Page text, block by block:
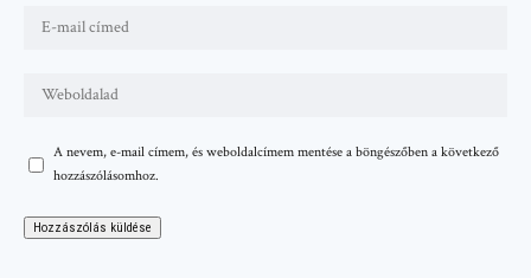
A nevem, e-mail címem, és weboldalcímem mentése a böngészőben a következő
hozzászólásomhoz.